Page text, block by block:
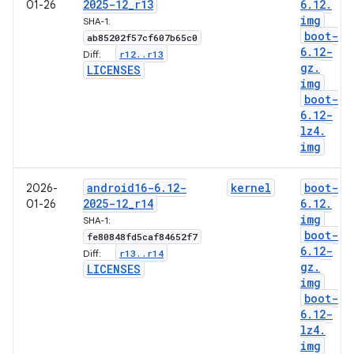
01-26
2025-12_r13
SHA-1:
ab85202f57cf607b65c0
Diff: r12. . r13
LICENSES
6. 12.
img
boot-
6. 12-
gz .
img
boot-
6. 12-
lz4.
img
2026-
01-26
android16-6. 12-
2025-12_r14
SHA-1:
fe80848fd5caf84652f7
Diff: r13 . . r14
LICENSES
kernel
boot-
6. 12.
img
boot-
6. 12-
gz .
img
boot-
6. 12-
lz4.
img